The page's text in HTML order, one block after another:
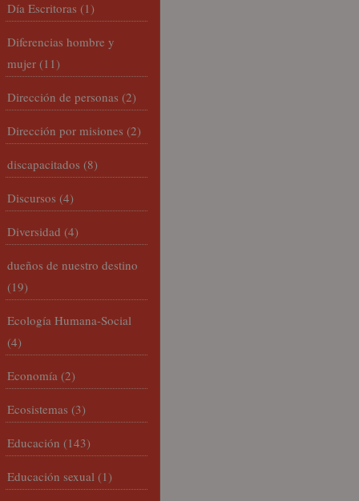
Día Escritoras (1)
Diferencias hombre y
mujer (11)
Dirección de personas (2)
Dirección por misiones (2)
discapacitados (8)
Discursos (4)
Diversidad (4)
dueños de nuestro destino
(19)
Ecología Humana-Social
(4)
Economía (2)
Ecosistemas (3)
Educación (143)
Educación sexual (1)